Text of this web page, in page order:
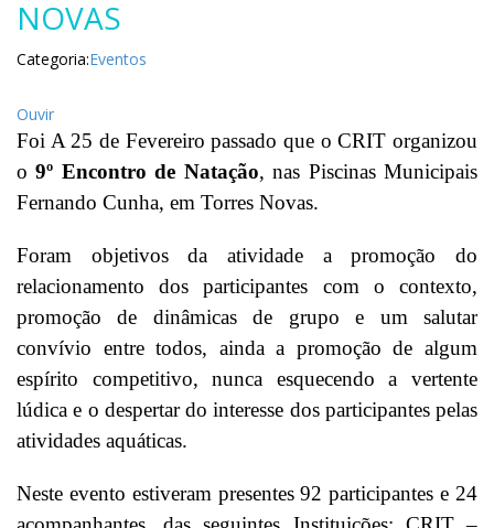
NOVAS
Categoria:Eventos
Ouvir
Foi A 25 de Fevereiro passado que o CRIT organizou
o9º Encontro de Natação, nas Piscinas Municipais
Fernando Cunha, em Torres Novas.
Foram objetivos da atividade a promoção do
relacionamento dos participantes com o contexto,
promoção de dinâmicas de grupo e um salutar
convívio entre todos, ainda a promoção de algum
espírito competitivo, nunca esquecendo a vertente
lúdica e o despertar do interesse dos participantes pelas
atividades aquáticas.
Neste evento estiveram presentes 92 participantes e 24